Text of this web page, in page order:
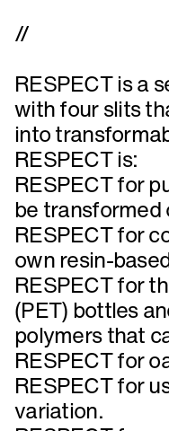
//
RESPECT is a
with four slits
into
RESPECT is:
RESPECT for
be transformed
RESPECT for
own resin-
RESPECT for
(PET) bottles
polymers that
RESPECT for
RESPECT for
variation.